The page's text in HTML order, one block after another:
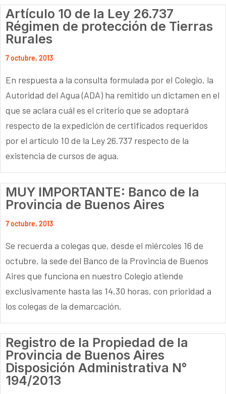
Artículo 10 de la Ley 26.737
Régimen de protección de Tierras
Rurales
7 octubre, 2013
En respuesta a la consulta formulada por el Colegio, la
Autoridad del Agua (ADA) ha remitido un dictamen en el
que se aclara cuál es el criterio que se adoptará
respecto de la expedición de certificados requeridos
por el artículo 10 de la Ley 26.737 respecto de la
existencia de cursos de agua.
MUY IMPORTANTE: Banco de la
Provincia de Buenos Aires
7 octubre, 2013
Se recuerda a colegas que, desde el miércoles 16 de
octubre, la sede del Banco de la Provincia de Buenos
Aires que funciona en nuestro Colegio atiende
exclusivamente hasta las 14.30 horas, con prioridad a
los colegas de la demarcación.
Registro de la Propiedad de la
Provincia de Buenos Aires
Disposición Administrativa N°
194/2013